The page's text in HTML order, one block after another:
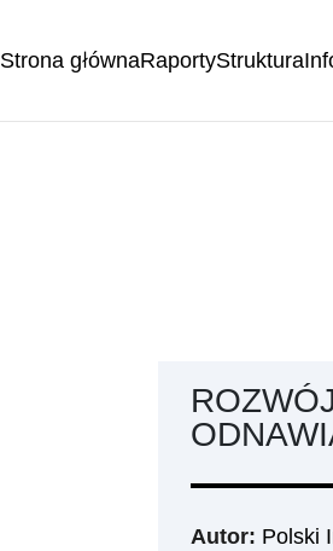
Strona głównaRaportyStruktura
Autor: Polski